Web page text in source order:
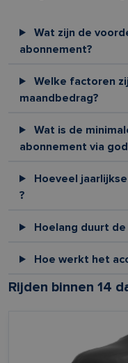
Wat zijn de
abonnement?
Welke factoren
maandbedrag?
Wat is de
abonnement via
Hoeveel
?
Hoelang duurt
Hoe werkt het
Rijden binnen 14